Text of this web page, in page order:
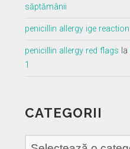
săptămânii
penicillin allergy ige reaction
penicillin allergy red flags la
1
CATEGORII